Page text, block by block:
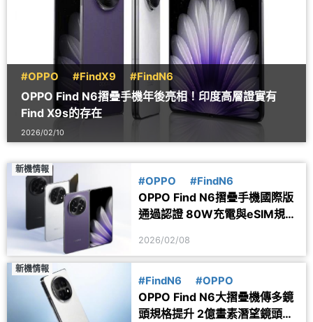
#OPPO #FindX9 #FindN6
OPPO Find N6摺疊手機年後亮相！印度高層證實有
Find X9s的存在
2026/02/10
新機情報
#OPPO #FindN6
OPPO Find N6摺疊手機國際版
通過認證 80W充電與eSIM規格
2026/02/08
新機情報
#FindN6 #OPPO
OPPO Find N6大摺疊機傳多鏡
頭規格提升 2億畫素潛望鏡頭有